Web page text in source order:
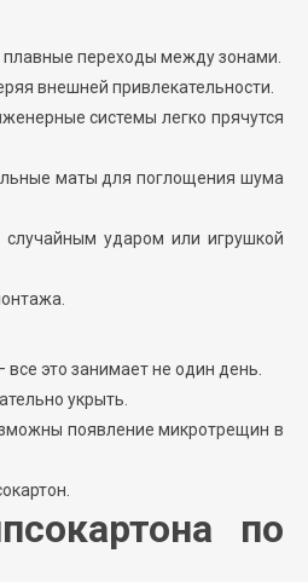
переходы между зонами.
внешней привлекательности.
системы легко прячутся
маты для поглощения шума
случайным ударом или игрушкой
это занимает не один день.
укрыть.
появление микротрещин в
по